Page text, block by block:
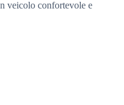
veicolo confortevole e